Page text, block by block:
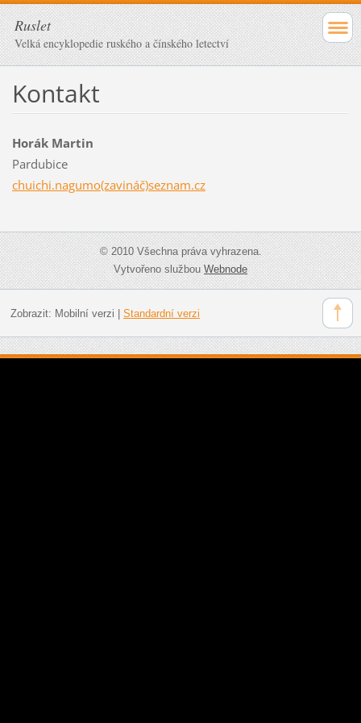
Ruslet
Velká encyklopedie ruského a čínského letectví
Kontakt
Horák Martin
Pardubice
chuichi.nagumo(zavináč)seznam.cz
© 2010 Všechna práva vyhrazena.
Vytvořeno službouWebnode
Zobrazit: Mobilní verzi Standardní verzi